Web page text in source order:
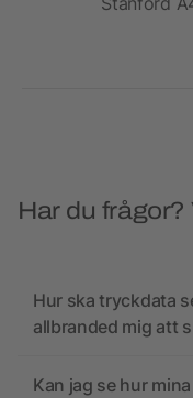
Har du frågor?
Hur ska tryckdata
allbranded mig att
Kan jag se hur